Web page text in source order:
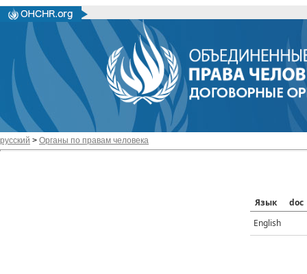
русский > Органы по правам человека
Язык
doc
English